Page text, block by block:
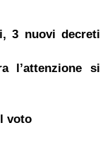
3 nuovi decreti
l’attenzione si
voto